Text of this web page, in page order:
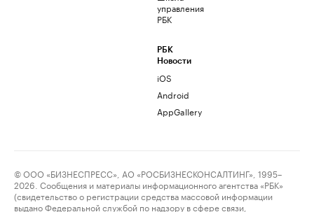
управления
РБК
РБК
Новости
iOS
Android
AppGallery
© ООО «БИЗНЕСПРЕСС», АО «РОСБИЗНЕСКОНСАЛТИНГ», 1995–
2026. Сообщения и материалы информационного агентства «РБК»
(свидетельство о регистрации средства массовой информации
выдано Федеральной службой по надзору в сфере связи,